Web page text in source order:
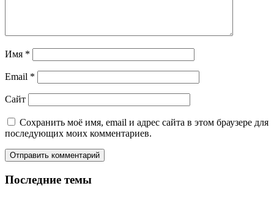
Имя *
Email *
Сайт
Сохранить моё имя, email и адрес сайта в этом браузере для
последующих моих комментариев.
Последние темы